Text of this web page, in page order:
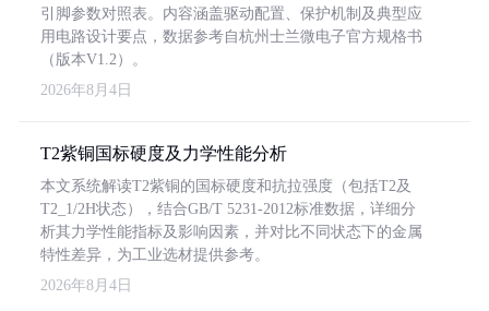
引脚参数对照表。内容涵盖驱动配置、保护机制及典型应
用电路设计要点，数据参考自杭州士兰微电子官方规格书
（版本V1.2）。
2026年8月4日
T2紫铜国标硬度及力学性能分析
本文系统解读T2紫铜的国标硬度和抗拉强度（包括T2及
T2_1/2H状态），结合GB/T 5231-2012标准数据，详细分
析其力学性能指标及影响因素，并对比不同状态下的金属
特性差异，为工业选材提供参考。
2026年8月4日